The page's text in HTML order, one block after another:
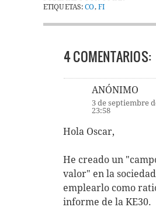
ETIQUETAS:CO, FI
4 COMENTARIOS:
ANÓNIMO
3 de septiembre
23:58
Hola Oscar,
He creado un
valor" en la
emplearlo como
informe de la KE30.